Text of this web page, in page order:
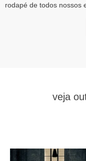
rodapé de todos nossos
veja